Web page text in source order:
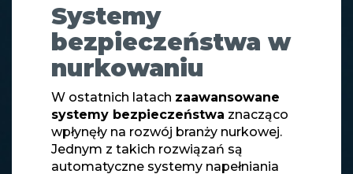
Systemy
bezpieczeństwa w
nurkowaniu
W ostatnich latach zaawansowane
systemy bezpieczeństwa znacząco
wpłynęły na rozwój branży nurkowej.
Jednym z takich rozwiązań są
automatyczne systemy napełniania